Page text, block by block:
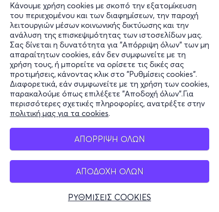
Κάνουμε χρήση cookies με σκοπό την εξατομίκευση
του περιεχομένου και των διαφημίσεων, την παροχή
λειτουργιών μέσων κοινωνικής δικτύωσης και την
ανάλυση της επισκεψιμότητας των ιστοσελίδων μας.
Σας δίνεται η δυνατότητα για "Απόρριψη όλων" των μη
απαραίτητων cookies, εάν δεν συμφωνείτε με τη
χρήση τους, ή μπορείτε να ορίσετε τις δικές σας
προτιμήσεις, κάνοντας κλικ στο "Ρυθμίσεις cookies".
Διαφορετικά, εάν συμφωνείτε με τη χρήση των cookies,
παρακαλούμε όπως επιλέξετε "Αποδοχή όλων".Για
περισσότερες σχετικές πληροφορίες, ανατρέξτε στην
πολιτική μας για τα cookies.
ΑΠΟΡΡΙΨΗ ΟΛΩΝ
ΑΠΟΔΟΧΗ ΟΛΩΝ
ΡΥΘΜΙΣΕΙΣ COOKIES